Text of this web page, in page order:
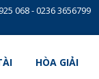
068-0236 3656799
HÒA GIẢI